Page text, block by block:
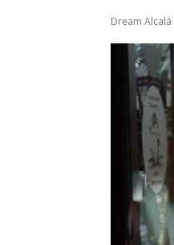
Dream Alcalá